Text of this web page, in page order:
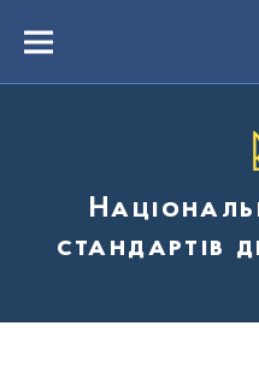
вмістуMenu
стандартів